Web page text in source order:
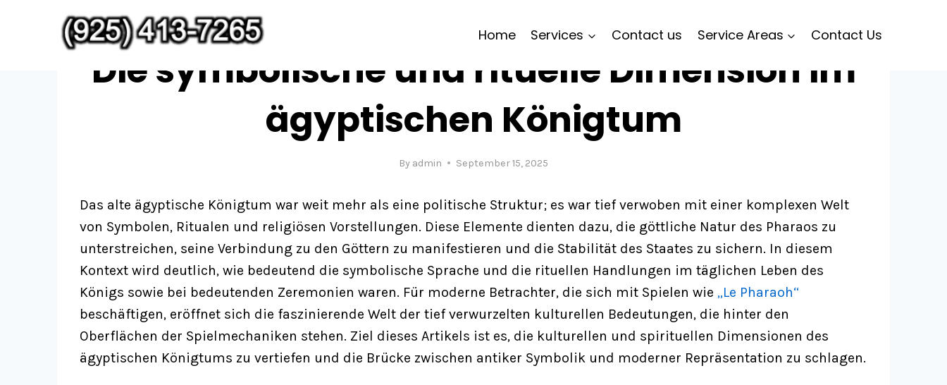
Home Services Contact us Service Areas Contact Us
UNCATEGORIZED
Die symbolische und rituelle Dimension im
ägyptischen Königtum
By admin September 15, 2025
Das alte ägyptische Königtum war weit mehr als eine politische Struktur; es war tief verwoben mit einer komplexen Welt
von Symbolen, Ritualen und religiösen Vorstellungen. Diese Elemente dienten dazu, die göttliche Natur des Pharaos zu
unterstreichen, seine Verbindung zu den Göttern zu manifestieren und die Stabilität des Staates zu sichern. In diesem
Kontext wird deutlich, wie bedeutend die symbolische Sprache und die rituellen Handlungen im täglichen Leben des
Königs sowie bei bedeutenden Zeremonien waren. Für moderne Betrachter, die sich mit Spielen wie „Le Pharaoh“
beschäftigen, eröffnet sich die faszinierende Welt der tief verwurzelten kulturellen Bedeutungen, die hinter den
Oberflächen der Spielmechaniken stehen. Ziel dieses Artikels ist es, die kulturellen und spirituellen Dimensionen des
ägyptischen Königtums zu vertiefen und die Brücke zwischen antiker Symbolik und moderner Repräsentation zu schlagen.